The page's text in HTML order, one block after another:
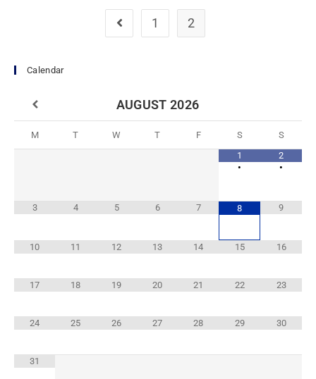
1 2
Calendar
AUGUST 2026
M T W T F S
S
1
•
2
•
3 4 5 6 7 8 9
10 11 12 13 14 15 16
17 18 19 20 21 22 23
24 25 26 27 28 29 30
31